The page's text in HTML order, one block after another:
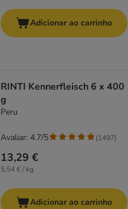
Adicionar ao carrinho
RINTI Kennerfleisch 6 x 400
g
Peru
13,29 €
5,54 € / kg
Avaliar: 4.7/5 (1497)
Adicionar ao carrinho